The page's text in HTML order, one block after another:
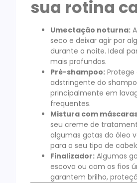
sua rotina
Umectação noturna:
seco e deixar agir por
durante a noite. Ideal
mais profundos.
Pré-shampoo: Protege
adstringente do
principalmente em
frequentes.
Mistura com
seu creme de
algumas gotas do óleo
para o seu tipo de
Finalizador: Algumas
escova ou com os fios
garantem brilho,